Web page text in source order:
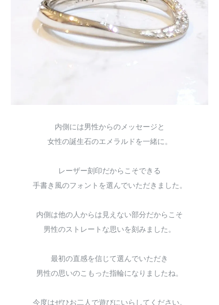
内側には男性からのメッセージと
女性の誕生石のエメラルドを一緒に。
レーザー刻印だからこそできる
手書き風のフォントを選んでいただきました。
内側は他の人からは見えない部分だからこそ
男性のストレートな思いを刻みました。
最初の直感を信じて選んでいただき
男性の思いのこもった指輪になりましたね。
今度はぜひお二人で遊びにいらしてください。